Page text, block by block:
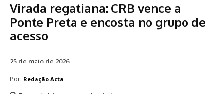
Virada regatiana: CRB vence a
Ponte Preta e encosta no grupo de
acesso
25 de maio de 2026
Por: Redação Acta